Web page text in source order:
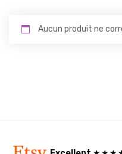
Aucun produit ne